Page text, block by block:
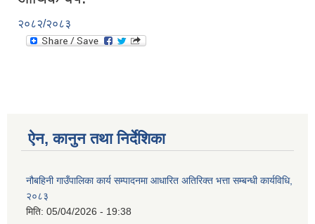
२०८२/२०८३
ऐन, कानुन तथा निर्देशिका
नौबहिनी गाउँपालिका कार्य सम्पादनमा आधारित अतिरिक्त भत्ता सम्बन्धी कार्यविधि,
२०८३
मिति: 05/04/2026 - 19:38